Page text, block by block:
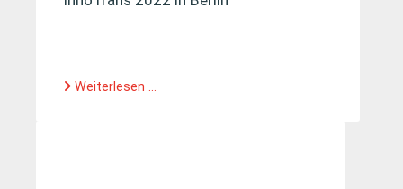
Weiterlesen ...